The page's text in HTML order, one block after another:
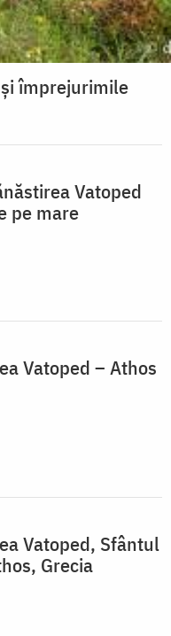
împrejurimile
Vatoped
pe mare
Vatoped – Athos
Vatoped, Sfântul
Grecia